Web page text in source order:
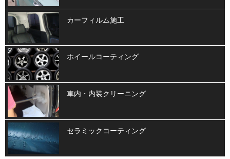
カーフィルム施工
ホイールコーティング
車内・内装クリーニング
セラミックコーティング